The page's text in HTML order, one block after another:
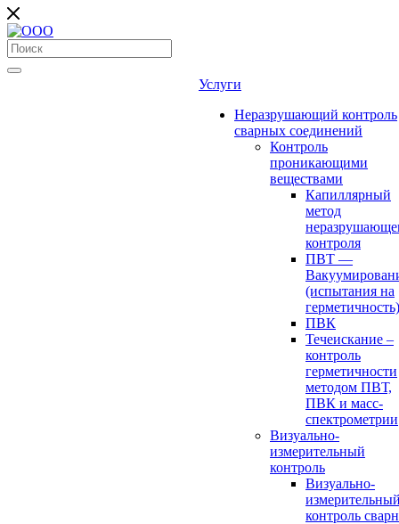
Услуги
Неразрушающий контроль
сварных соединений
Контроль
проникающими
веществами
Капиллярный
метод
контроля
ПВТ —
(испытания на
герметичность)
ПВК
Течеискание –
контроль
герметичности
методом ПВТ,
ПВК и масс-
спектрометрии
Визуально-
измерительный
контроль
Визуально-
контроль